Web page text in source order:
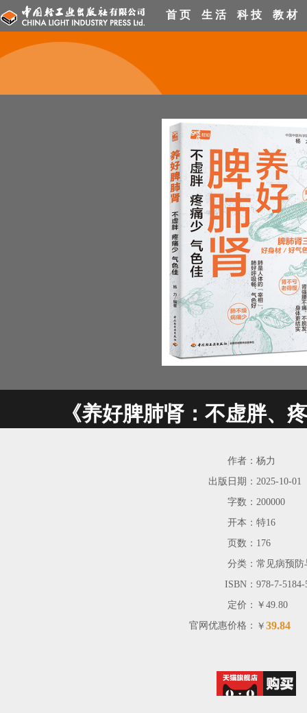
首 页 生 活 科 技 教 材
《养好脾肺肾：不虚胖、
作者： 杨力
出版日期： 2025-10-01
字数： 200000
开本： 特16
页数： 176
分类： 常见病预防
ISBN： 978-7-5184-
定价： ￥49.80
官网优惠价格： ￥ 39.84